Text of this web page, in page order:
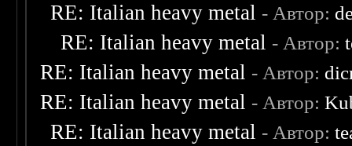
RE: Italian heavy metal - Автор:
RE: Italian heavy metal - Автор:
RE: Italian heavy metal - Автор:
RE: Italian heavy metal - Автор:
RE: Italian heavy metal - Автор: